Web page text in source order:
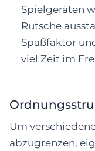
Spielgeräten
Rutsche
Spaßfaktor
viel Zeit im
Um
abzugrenzen,